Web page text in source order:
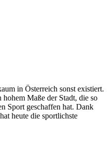
in Österreich sonst existiert.
Maße der Stadt, die so
Sport geschaffen hat. Dank
heute die sportlichste